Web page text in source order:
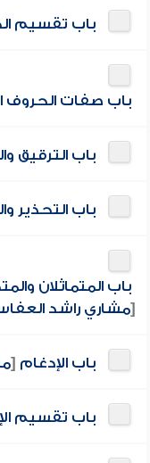
باب تقسيم
باب صفات الحروف
باب الترقيق
باب التحذير
باب المتماثلان
[مشاري راشد
باب الإدغام [
باب تقسيم